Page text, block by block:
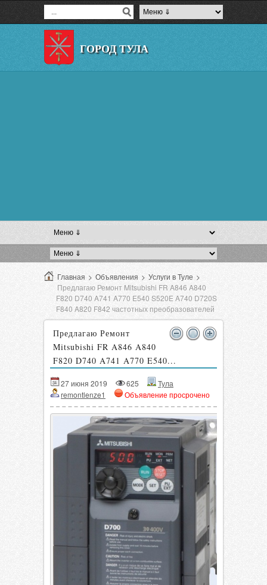
ГОРОД ТУЛА
Главная > Объявления > Услуги в Туле >
Предлагаю Ремонт Mitsubishi FR A846 A840
F820 D740 A741 A770 E540 S520E A740 D720S
F840 A820 F842 частотных преобразователей
Предлагаю Ремонт
Mitsubishi FR A846 A840
F820 D740 A741 A770 E540...
27 июня 2019 625
Тула
remontlenze1
Объявление просрочено